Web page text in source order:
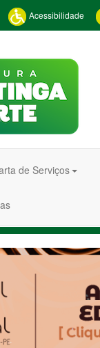
Acessibilidade
de Serviços